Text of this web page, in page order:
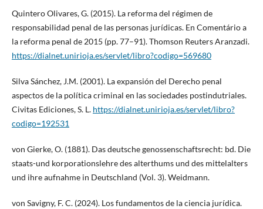
Quintero Olivares, G. (2015). La reforma del régimen de
responsabilidad penal de las personas jurídicas. En Comentário a
la reforma penal de 2015 (pp. 77–91). Thomson Reuters Aranzadi.
https://dialnet.unirioja.es/servlet/libro?codigo=569680
Silva Sánchez, J.M. (2001). La expansión del Derecho penal
aspectos de la política criminal en las sociedades postindutriales.
Civitas Ediciones, S. L. https://dialnet.unirioja.es/servlet/libro?
codigo=192531
von Gierke, O. (1881). Das deutsche genossenschaftsrecht: bd. Die
staats-und korporationslehre des alterthums und des mittelalters
und ihre aufnahme in Deutschland (Vol. 3). Weidmann.
von Savigny, F. C. (2024). Los fundamentos de la ciencia jurídica.